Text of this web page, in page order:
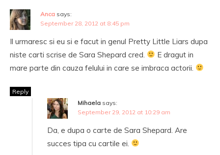
Anca says:
September 28, 2012 at 8:45 pm
Il urmaresc si eu si e facut in genul Pretty Little Liars dupa
niste carti scrise de Sara Shepard cred.
E dragut in
mare parte din cauza felului in care se imbraca actorii.
Reply
Mihaela says:
September 29, 2012 at 10:29 am
Da, e dupa o carte de Sara Shepard. Are
succes tipa cu cartile ei.